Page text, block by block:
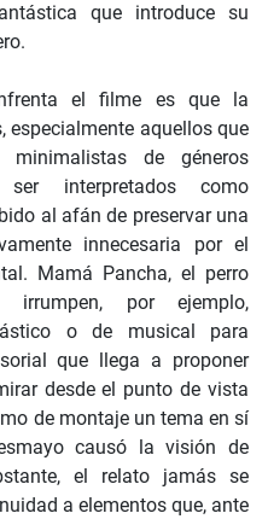
que introduce su
el filme es que la
especialmente aquellos que
de géneros
ser interpretados como
al afán de preservar una
innecesaria por el
Mamá Pancha, el perro
por ejemplo,
o de musical para
que llega a proponer
desde el punto de vista
de montaje un tema en sí
causó la visión de
el relato jamás se
a elementos que, ante